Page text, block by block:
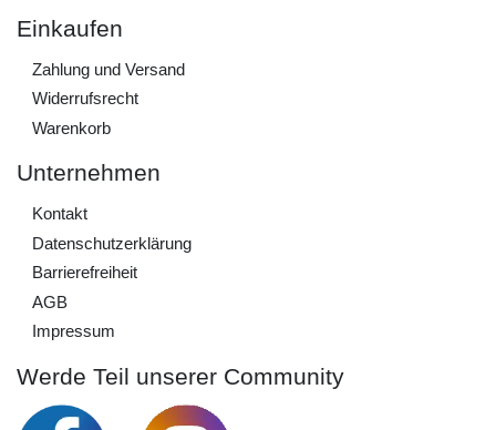
Einkaufen
Zahlung und Versand
Widerrufs­recht
Warenkorb
Unternehmen
Kontakt
Daten­schutz­erklärung
Barrierefreiheit
AGB
Impressum
Werde Teil unserer Community